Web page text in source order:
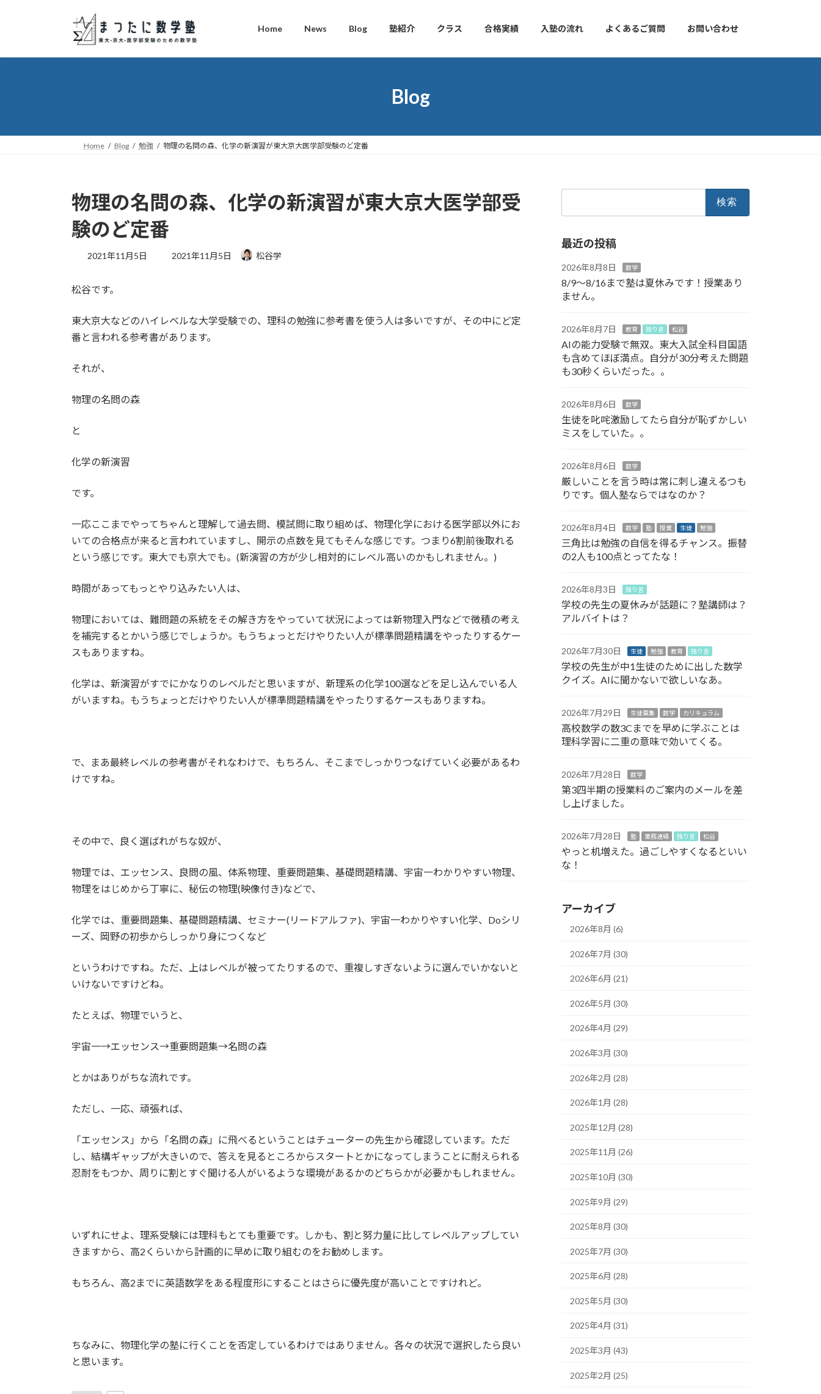
プ
動
Home News Blog 塾紹介 クラス 合格実績 入塾の流れ よくあるご質問 お問い合わせ
Blog
Home Blog 勉強 物理の名問の森、化学の新演習が東大京大医学部受験のど定番
物理の名問の森、化学の新演習が東大京大医学部受
験のど定番
2021年11月5日
最
:
2021年11月5日 松谷学
松谷です。
東大京大などのハイレベルな大学受験での、理科の勉強に参考書を使う人は多いですが、その中にど定
番と言われる参考書があります。
それが、
物理の名問の森
と
化学の新演習
です。
一応ここまでやってちゃんと理解して過去問、模試問に取り組めば、物理化学における医学部以外にお
いての合格点が来ると言われていますし、開示の点数を見てもそんな感じです。つまり6割前後取れる
という感じです。東大でも京大でも。(新演習の方が少し相対的にレベル高いのかもしれません。)
時間があってもっとやり込みたい人は、
物理においては、難問題の系統をその解き方をやっていて状況によっては新物理入門などで微積の考え
を補完するとかいう感じでしょうか。もうちょっとだけやりたい人が標準問題精講をやったりするケー
スもありますね。
化学は、新演習がすでにかなりのレベルだと思いますが、新理系の化学100選などを足し込んでいる人
がいますね。もうちょっとだけやりたい人が標準問題精講をやったりするケースもありますね。
で、まあ最終レベルの参考書がそれなわけで、もちろん、そこまでしっかりつなげていく必要があるわ
けですね。
その中で、良く選ばれがちな奴が、
物理では、エッセンス、良問の風、体系物理、重要問題集、基礎問題精講、宇宙一わかりやすい物理、
物理をはじめから丁寧に、秘伝の物理(映像付き)などで、
化学では、重要問題集、基礎問題精講、セミナー(リードアルファ)、宇宙一わかりやすい化学、Doシリ
ーズ、岡野の初歩からしっかり身につくなど
というわけですね。ただ、上はレベルが被ってたりするので、重複しすぎないように選んでいかないと
いけないですけどね。
たとえば、物理でいうと、
宇宙一→エッセンス→重要問題集→名問の森
とかはありがちな流れです。
ただし、一応、頑張れば、
「エッセンス」から「名問の森」に飛べるということはチューターの先生から確認しています。ただ
し、結構ギャップが大きいので、答えを見るところからスタートとかになってしまうことに耐えられる
忍耐をもつか、周りに割とすぐ聞ける人がいるような環境があるかのどちらかが必要かもしれません。
いずれにせよ、理系受験には理科もとても重要です。しかも、割と努力量に比してレベルアップしてい
きますから、高2くらいから計画的に早めに取り組むのをお勧めします。
もちろん、高2までに英語数学をある程度形にすることはさらに優先度が高いことですけれど。
ちなみに、物理化学の塾に行くことを否定しているわけではありません。各々の状況で選択したら良い
と思います。
最近の投稿
2026年8月8日 数学
8/9～8/16まで塾は夏休みです！授業あり
ません。
2026年8月7日 教育 独り言 松谷
AIの能力受験で無双。東大入試全科目国語
も含めてほぼ満点。自分が30分考えた問題
も30秒くらいだった。。
2026年8月6日 数学
生徒を叱咤激励してたら自分が恥ずかしい
ミスをしていた。。
2026年8月6日 数学
厳しいことを言う時は常に刺し違えるつも
りです。個人塾ならではなのか？
2026年8月4日 数学 塾 授業 生徒 勉強
三角比は勉強の自信を得るチャンス。振替
の2人も100点とってたな！
2026年8月3日 独り言
学校の先生の夏休みが話題に？塾講師は？
アルバイトは？
2026年7月30日 生徒 勉強 教育 独り言
学校の先生が中1生徒のために出した数学
クイズ。AIに聞かないで欲しいなあ。
2026年7月29日 生徒募集 数学 カリキュラム
高校数学の数3Cまでを早めに学ぶことは
理科学習に二重の意味で効いてくる。
2026年7月28日 数学
第3四半期の授業料のご案内のメールを差
し上げました。
2026年7月28日 塾 業務連絡 独り言 松谷
やっと机増えた。過ごしやすくなるといい
な！
アーカイブ
2026年8月 (6)
2026年7月 (30)
2026年6月 (21)
2026年5月 (30)
2026年4月 (29)
2026年3月 (30)
2026年2月 (28)
2026年1月 (28)
2025年12月 (28)
2025年11月 (26)
2025年10月 (30)
2025年9月 (29)
2025年8月 (30)
2025年7月 (30)
2025年6月 (28)
2025年5月 (30)
2025年4月 (31)
2025年3月 (43)
2025年2月 (25)